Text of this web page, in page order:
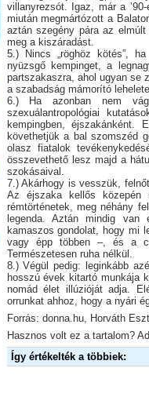
villanyrezsót. Igaz, már a
miután megmártózott a
aztán szegény pára az
meg a kiszáradást.
5.) Nincs „röghöz kötés”,
nyüzsgő kempinget, a
partszakaszra, ahol ugyan se
a szabadság mámorító
6.) Ha azonban nem
szexuálantropológiai
kempingben,
követhetjük a bal szomszéd
olasz fiatalok
összevethető lesz majd a
szokásaival.
7.) Akárhogy is vesszük,
Az éjszaka kellős közepén
rémtörténetek, meg néhány
legenda. Aztán mindig
kamaszos gondolat, hogy mi
vagy épp többen –, és a
Természetesen ruha nélkül.
8.) Végül pedig: leginkább
hosszú évek kitartó munkája
nomád élet illúzióját adja.
orrunkat ahhoz, hogy a nyári
Forrás: donna.hu, Horváth
Hasznos volt ez a tartalom?
Így értékelték a többiek: